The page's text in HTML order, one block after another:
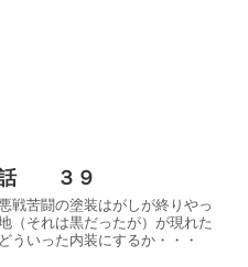
話 ３９
戦苦闘の塗装はがしが終りやっ
（それは黒だったが）が現れた
ういった内装にするか・・・